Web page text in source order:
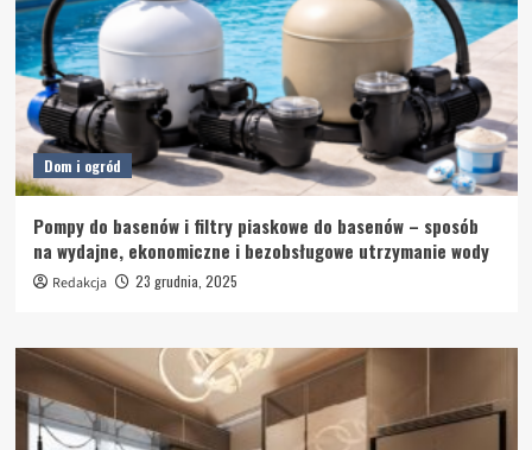
Dom i ogród
Pompy do basenów i filtry piaskowe do basenów – sposób
na wydajne, ekonomiczne i bezobsługowe utrzymanie wody
Redakcja 23 grudnia, 2025